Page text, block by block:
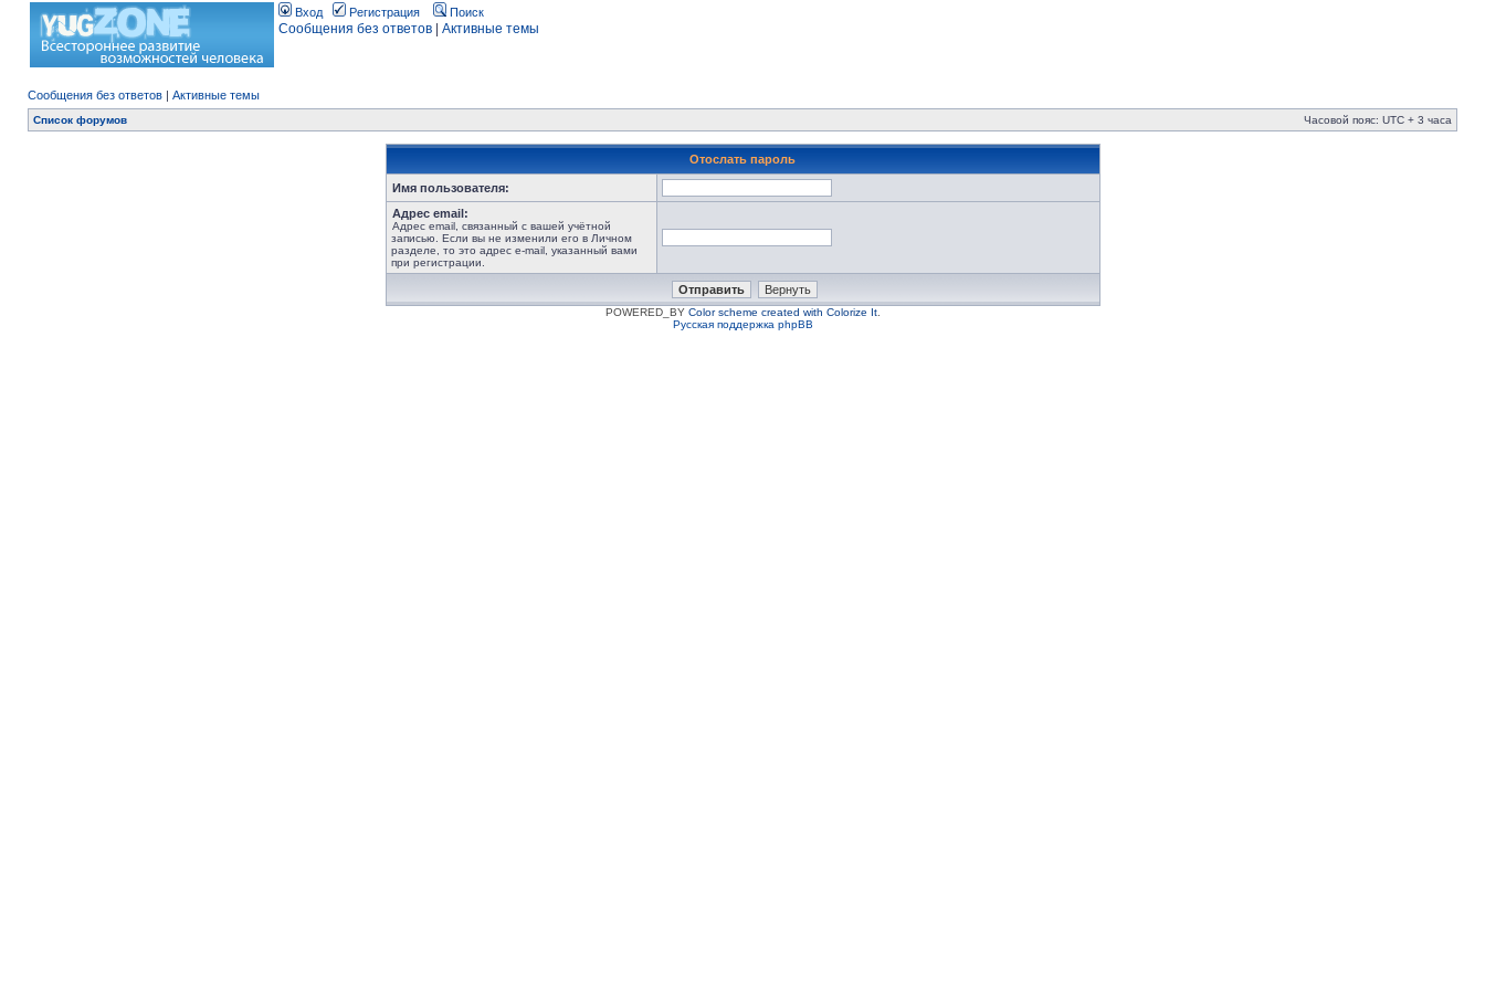
Вход Регистрация Поиск
Сообщения без ответов Активные темы
Сообщения без ответов | Активные темы
Список форумов Часовой пояс: UTC + 3 часа
Отослать пароль
Имя пользователя:
Адрес email:
Адрес email, связанный с вашей учётной
записью. Если вы не изменили его в Личном
разделе, то это адрес e-mail, указанный вами
при регистрации.
POWERED_BY Color scheme created with Colorize It.
Русская поддержка phpBB